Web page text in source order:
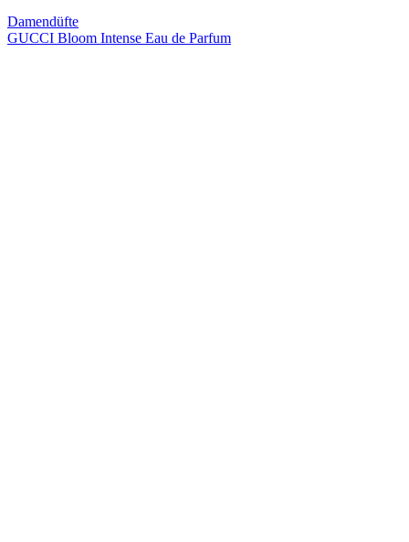
Damendüfte
GUCCI Bloom Intense Eau de Parfum